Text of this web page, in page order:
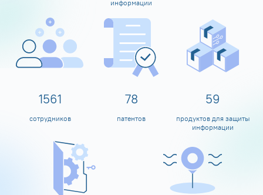
информации
1600
сотрудников
80
патентов
60
продуктов для защиты
информации